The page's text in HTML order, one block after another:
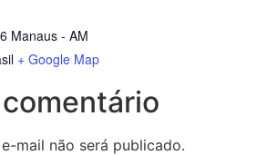
Manaus - AM
+ Google Map
mail não será publicado.